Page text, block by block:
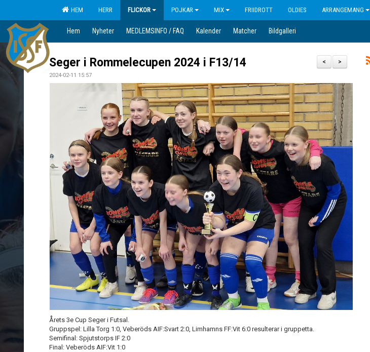
HEM HERR FLICKOR POJKAR MIX FRIIDROTT OLDIES ARRANGEMANG
Hem Nyheter MEDLEMSINFO / FAQ Kalender Matcher Bildgalleri
>
<
Seger i Rommelecupen 2024 i F13/14
2024-02-11 15:57
Årets 3e Cup Seger i Futsal.
Gruppspel: Lilla Torg 1:0, Veberöds AIF:Svart 2:0, Limhamns FF:Vit 6:0 resulterar i gruppetta.
Semifinal: Spjutstorps IF 2:0
Final: Veberöds AIF:Vit 1:0